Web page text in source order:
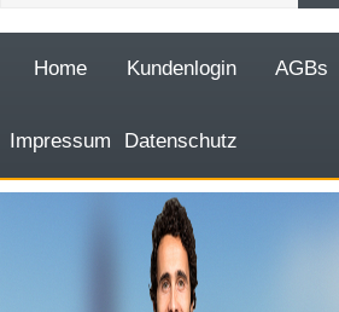
Home Kundenlogin AGBs
Impressum Datenschutz